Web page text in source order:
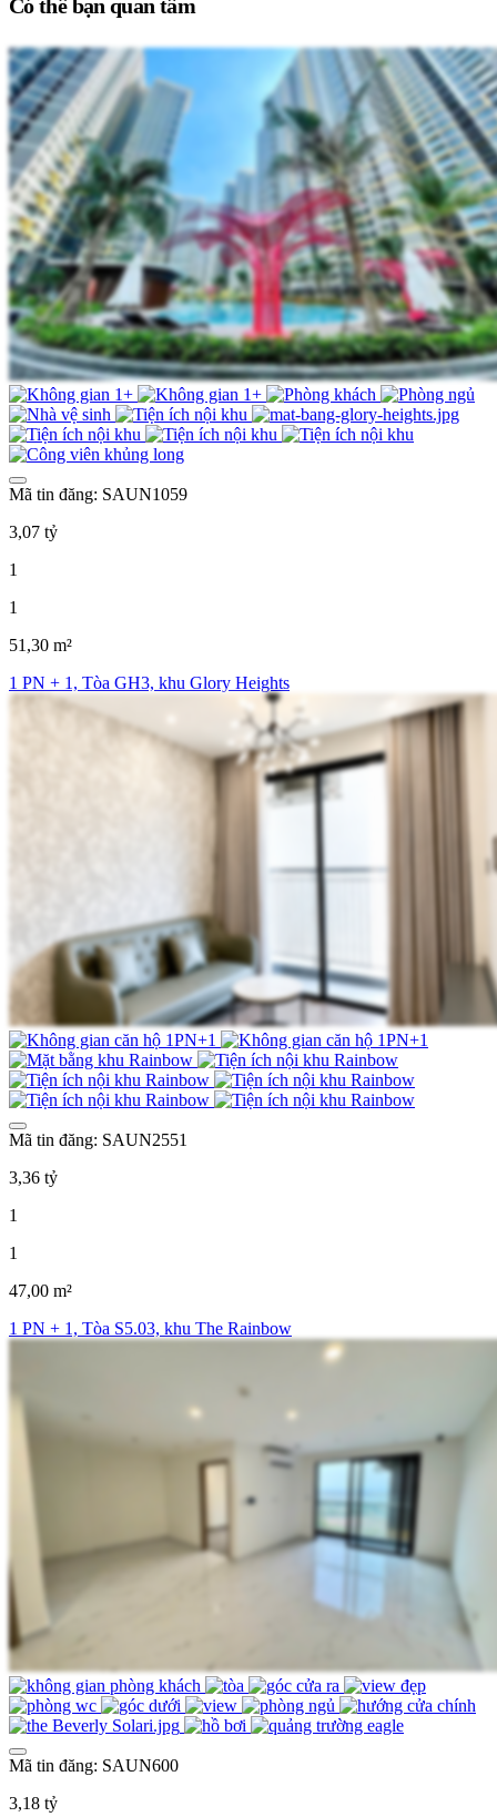
Có thể bạn quan tâm
Mã tin đăng: SAUN1059
3,07 tỷ
1
1
51,30 m²
1 PN + 1, Tòa GH3, khu Glory Heights
Mã tin đăng: SAUN2551
3,36 tỷ
1
1
47,00 m²
1 PN + 1, Tòa S5.03, khu The Rainbow
Mã tin đăng: SAUN600
3,18 tỷ